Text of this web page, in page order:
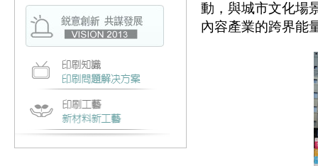
動，與城市文化場
內容產業的跨界能